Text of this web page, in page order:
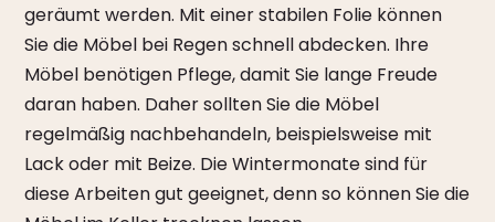
geräumt werden. Mit einer stabilen Folie können
Sie die Möbel bei Regen schnell abdecken. Ihre
Möbel benötigen Pflege, damit Sie lange Freude
daran haben. Daher sollten Sie die Möbel
regelmäßig nachbehandeln, beispielsweise mit
Lack oder mit Beize. Die Wintermonate sind für
diese Arbeiten gut geeignet, denn so können Sie die